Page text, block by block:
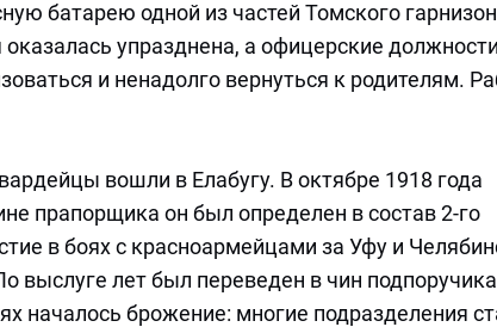
батарею одной из частей Томского
упразднена, а офицерские должности
и ненадолго вернуться к родителям.
вошли в Елабугу. В октябре 1918 года
прапорщика он был определен в состав 2-го
в боях с красноармейцами за Уфу и
выслуге лет был переведен в чин
началось брожение: многие подразделения